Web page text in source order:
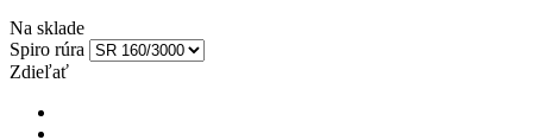
Na sklade
Spiro rúra
Zdieľať